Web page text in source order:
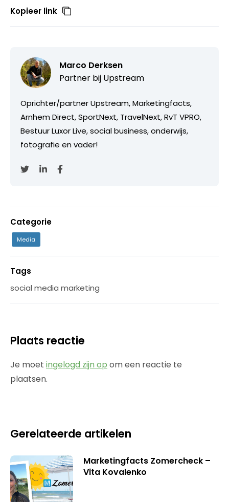
Kopieer link
Marco Derksen
Partner bij Upstream
Oprichter/partner Upstream, Marketingfacts,
Arnhem Direct, SportNext, TravelNext, RvT VPRO,
Bestuur Luxor Live, social business, onderwijs,
fotografie en vader!
Categorie
Media
Tags
social media marketing
Plaats reactie
Je moet ingelogd zijn op om een reactie te
plaatsen.
Gerelateerde artikelen
Marketingfacts Zomercheck –
Vita Kovalenko